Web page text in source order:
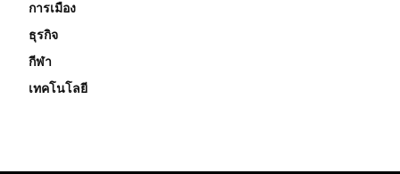
การเมือง
ธุรกิจ
กีฬา
เทคโนโลยี